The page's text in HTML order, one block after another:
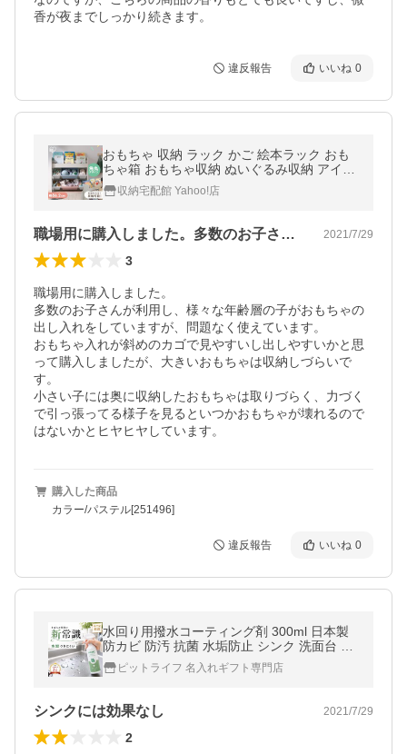
香が夜までしっかり続きます。
違反報告 いいね 0
おもちゃ 収納 ラック かご 絵本ラック おも
ちゃ箱 おもちゃ収納 ぬいぐるみ収納 アイリ
スオーヤマ 絵本棚付き トイハウスラック ET
HR-26R *
収納宅配館 Yahoo!店
職場用に購入しました。多数のお子さんが… 2021/7/29
3
職場用に購入しました。
多数のお子さんが利用し、様々な年齢層の子がおもちゃの
出し入れをしていますが、問題なく使えています。
おもちゃ入れが斜めのカゴで見やすいし出しやすいかと思
って購入しましたが、大きいおもちゃは収納しづらいで
す。
小さい子には奥に収納したおもちゃは取りづらく、力づく
で引っ張ってる様子を見るといつかおもちゃが壊れるので
はないかとヒヤヒヤしています。
購入した商品
カラー/パステル[251496]
違反報告 いいね 0
水回り用撥水コーティング剤 300ml 日本製
防カビ 防汚 抗菌 水垢防止 シンク 洗面台 浴
室対応ピットライフ 名入れギフト専門店
シンクには効果なし 2021/7/29
2